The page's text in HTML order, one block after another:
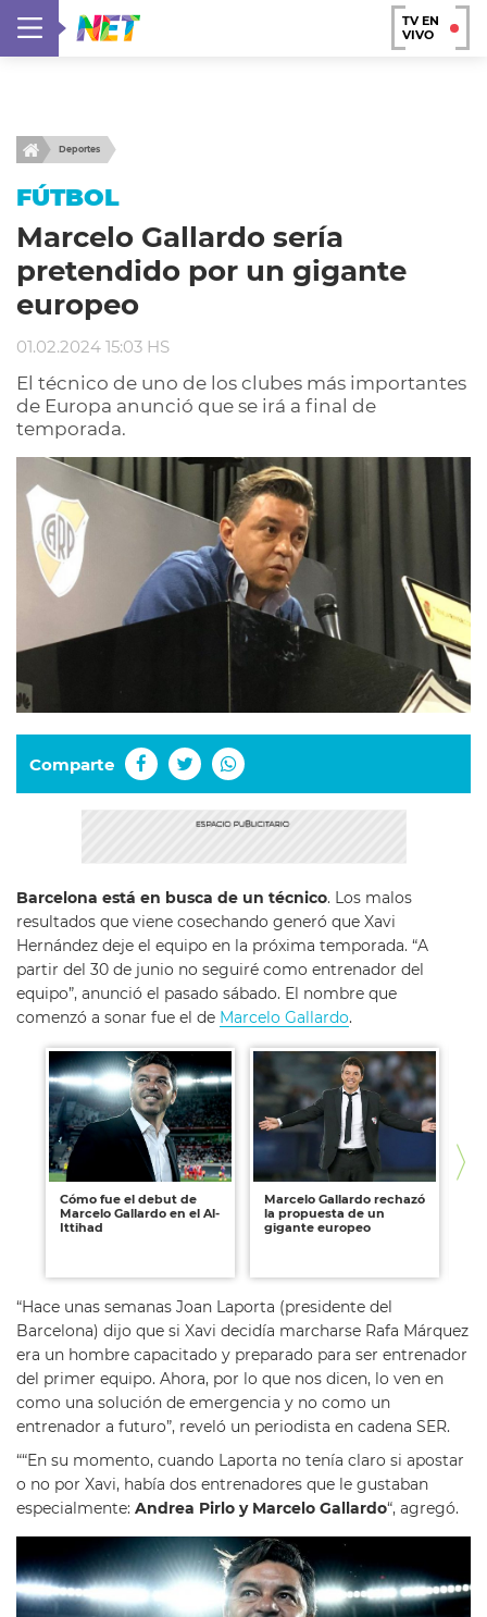
TV EN
VIVO
Deportes
FÚTBOL
Marcelo Gallardo sería
pretendido por un gigante
europeo
01.02.2024 15:03 HS
El técnico de uno de los clubes más importantes
de Europa anunció que se irá a final de
temporada.
Comparte
Barcelona está en busca de un técnico. Los malos
resultados que viene cosechando generó que Xavi
Hernández deje el equipo en la próxima temporada. “A
partir del 30 de junio no seguiré como entrenador del
equipo”, anunció el pasado sábado. El nombre que
comenzó a sonar fue el de Marcelo Gallardo.
Cómo fue el debut de
Marcelo Gallardo en el Al-
Ittihad
Marcelo Gallardo rechazó
la propuesta de un
gigante europeo
“Hace unas semanas Joan Laporta (presidente del
Barcelona) dijo que si Xavi decidía marcharse Rafa Márquez
era un hombre capacitado y preparado para ser entrenador
del primer equipo. Ahora, por lo que nos dicen, lo ven en
como una solución de emergencia y no como un
entrenador a futuro”, reveló un periodista en cadena SER.
““En su momento, cuando Laporta no tenía claro si apostar
o no por Xavi, había dos entrenadores que le gustaban
especialmente: Andrea Pirlo y Marcelo Gallardo“, agregó.